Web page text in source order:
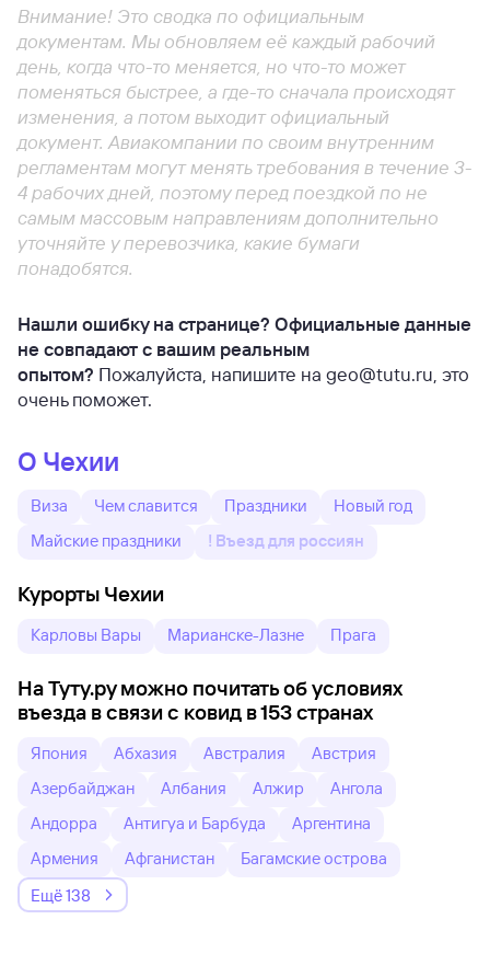
Внимание! Это сводка по официальным
документам. Мы обновляем её каждый рабочий
день, когда что-то меняется, но что-то может
поменяться быстрее, а где-то сначала происходят
изменения, а потом выходит официальный
документ. Авиакомпании по своим внутренним
регламентам могут менять требования в течение 3-
4 рабочих дней, поэтому перед поездкой по не
самым массовым направлениям дополнительно
уточняйте у перевозчика, какие бумаги
понадобятся.
Нашли ошибку на странице? Официальные данные
не совпадают с вашим реальным
опытом? Пожалуйста, напишите на geo@tutu.ru, это
очень поможет.
О Чехии
Виза Чем славится Праздники
Новый год
Майские праздники
! Въезд для россиян
Курорты Чехии
Карловы Вары Марианске-Лазне Прага
На Туту.ру можно почитать об условиях
въезда в связи с ковид в 153 странах
Япония Абхазия Австралия
Австрия
Азербайджан
Албания Алжир
Ангола
Андорра
Антигуа и Барбуда
Аргентина
Армения
Афганистан
Багамские острова
Ещё 138